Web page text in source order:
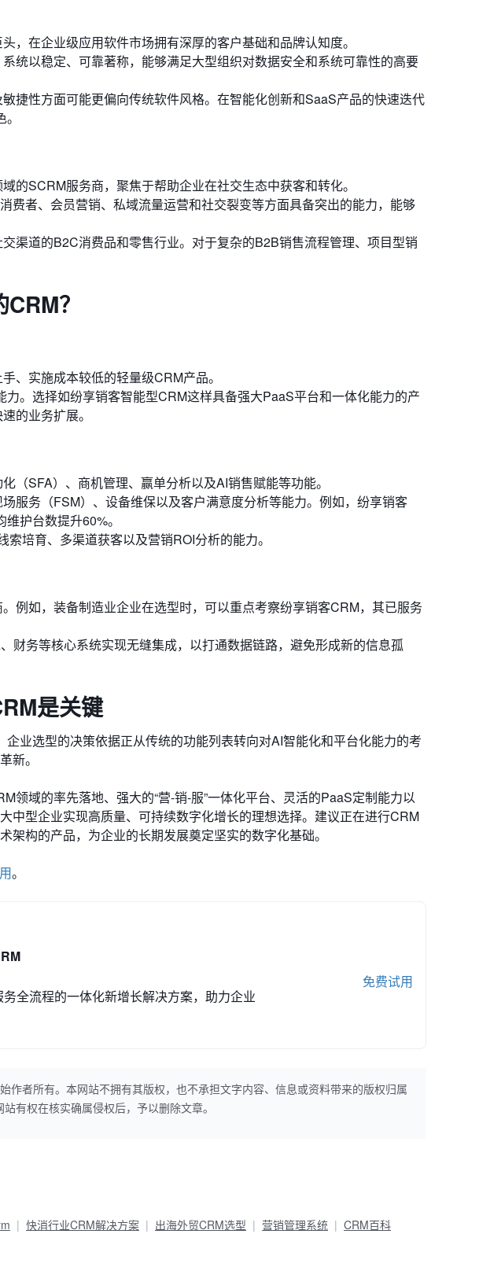
，在企业级应用软件市场拥有深厚的客户基础和品牌认知度。
统以稳定、可靠著称，能够满足大型组织对数据安全和系统可靠性的高要
捷性方面可能更偏向传统软件风格。在智能化创新和SaaS产品的快速迭代
的SCRM服务商，聚焦于帮助企业在社交生态中获客和转化。
费者、会员营销、私域流量运营和社交裂变等方面具备突出的能力，能够
渠道的B2C消费品和零售行业。对于复杂的B2B销售流程管理、项目型销
？
、实施成本较低的轻量级CRM产品。
力。选择如纷享销客智能型CRM这样具备强大PaaS平台和一体化能力的产
的业务扩展。
（SFA）、商机管理、赢单分析以及AI销售赋能等功能。
服务（FSM）、设备维保以及客户满意度分析等能力。例如，纷享销客
护台数提升60%。
索培育、多渠道获客以及营销ROI分析的能力。
例如，装备制造业企业在选型时，可以重点考察纷享销客CRM，其已服务
财务等核心系统实现无缝集成，以打通数据链路，避免形成新的信息孤
是关键
业选型的决策依据正从传统的功能列表转向对AI智能化和平台化能力的考
新。
领域的率先落地、强大的“营-销-服”一体化平台、灵活的PaaS定制能力以
中型企业实现高质量、可持续数字化增长的理想选择。建议正在进行CRM
构的产品，为企业的长期发展奠定坚实的数字化基础。
。
全流程的一体化新增长解决方案，助力企业
免费试用
作者所有。本网站不拥有其版权，也不承担文字内容、信息或资料带来的版权归属
有权在核实确属侵权后，予以删除文章。
快消行业CRM解决方案 出海外贸CRM选型 营销管理系统
CRM百科